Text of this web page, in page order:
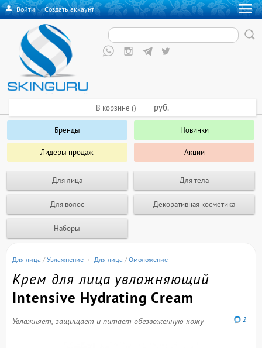
Войти·Создать аккаунт
Бренды Новинки
Лидеры продаж Акции
Для лица Для тела
Для волос Декоративная косметика
Наборы
В корзине () руб.
Для лица /Увлажнение + Для лица /Омоложение
Крем для лица увлажняющий
Intensive Hydrating Cream
2
Увлажняет, защищает и питает обезвоженную кожу